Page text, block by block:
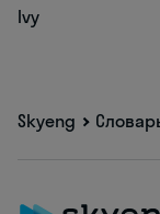
Ivy
Skyeng